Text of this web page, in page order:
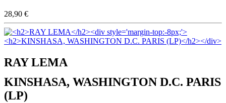
28,90 €
RAY LEMA
KINSHASA, WASHINGTON D.C. PARIS
(LP)